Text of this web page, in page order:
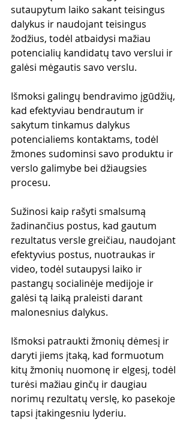
sutaupytum laiko sakant teisingus
dalykus ir naudojant teisingus
žodžius, todėl atbaidysi mažiau
potencialių kandidatų tavo verslui ir
galėsi mėgautis savo verslu.
Išmoksi galingų bendravimo įgūdžių,
kad efektyviau bendrautum ir
sakytum tinkamus dalykus
potencialiems kontaktams, todėl
žmones sudominsi savo produktu ir
verslo galimybe bei džiaugsies
procesu.
Sužinosi kaip rašyti smalsumą
žadinančius postus, kad gautum
rezultatus versle greičiau, naudojant
efektyvius postus, nuotraukas ir
video, todėl sutaupysi laiko ir
pastangų socialinėje medijoje ir
galėsi tą laiką praleisti darant
malonesnius dalykus.
Išmoksi patraukti žmonių dėmesį ir
daryti jiems įtaką, kad formuotum
kitų žmonių nuomonę ir elgesį, todėl
turėsi mažiau ginčų ir daugiau
norimų rezultatų verslę, ko pasekoje
tapsi įtakingesniu lyderiu.